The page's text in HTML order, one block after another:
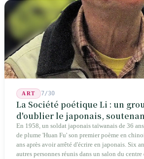
ART 7/30
La Société poétique Li : un
d'oublier le japonais,
poésie chinoise la plus
En 1958, un soldat japonais taïwanais de 36
de plume 'Huan Fu' son premier poème en
ans après avoir arrêté d'écrire en japonais. Six
autres personnes réunis dans un salon du centre